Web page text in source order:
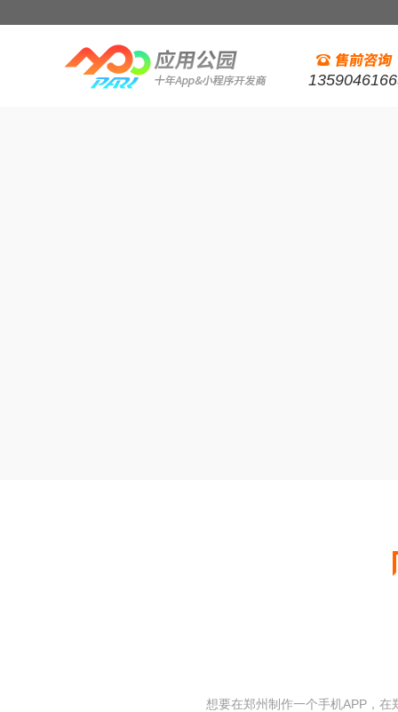
想要在郑州制作一个手机APP，